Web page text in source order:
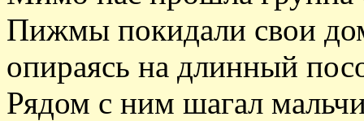
Пижмы покидали свои
опираясь на длинный
Рядом с ним шагал